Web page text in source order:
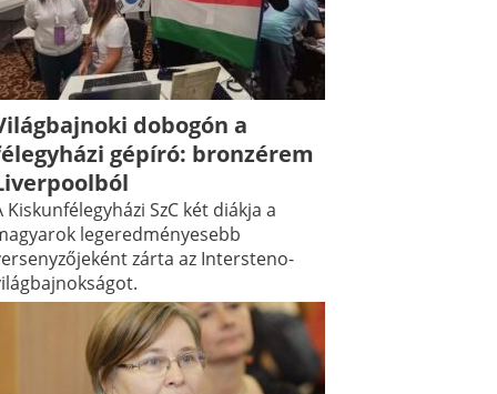
dobogón a
gépíró: bronzérem
Kiskunfélegyházi SzC két diákja a
legeredményesebb
zárta az Intersteno-